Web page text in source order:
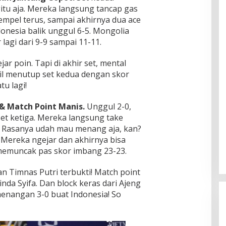
aja. Mereka langsung tancap gas
terus, sampai akhirnya dua ace
balik unggul 6-5. Mongolia
dari 9-9 sampai 11-11.
poin. Tapi di akhir set, mental
menutup set kedua dengan skor
lagi!
Match Point Manis. Unggul 2-0,
ketiga. Mereka langsung take
udah mau menang aja, kan?
ngejar dan akhirnya bisa
pas skor imbang 23-23.
Timnas Putri terbukti! Match point
Syifa. Dan block keras dari Ajeng
3-0 buat Indonesia! So